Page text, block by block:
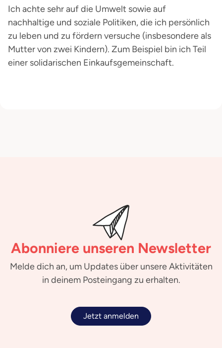
Ich achte sehr auf die Umwelt sowie auf
nachhaltige und soziale Politiken, die ich persönlich
zu leben und zu fördern versuche (insbesondere als
Mutter von zwei Kindern). Zum Beispiel bin ich Teil
einer solidarischen Einkaufsgemeinschaft.
Abonniere unseren Newsletter
Melde dich an, um Updates über unsere Aktivitäten
in deinem Posteingang zu erhalten.
Jetzt anmelden